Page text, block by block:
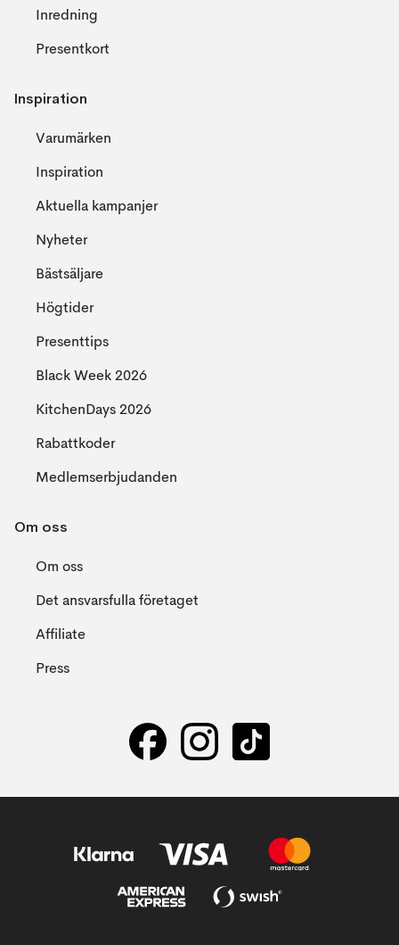
Inredning
Presentkort
Inspiration
Varumärken
Inspiration
Aktuella kampanjer
Nyheter
Bästsäljare
Högtider
Presenttips
Black Week 2026
KitchenDays 2026
Rabattkoder
Medlemserbjudanden
Om oss
Om oss
Det ansvarsfulla företaget
Affiliate
Press